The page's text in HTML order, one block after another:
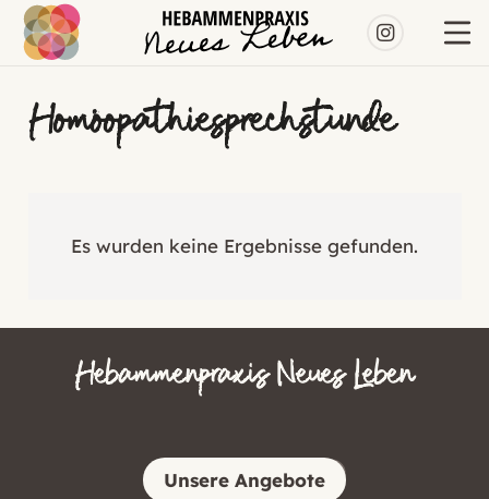
Homöopathiesprechstunde
Es wurden keine Ergebnisse gefunden.
Hebammenpraxis Neues Leben
Unsere Angebote